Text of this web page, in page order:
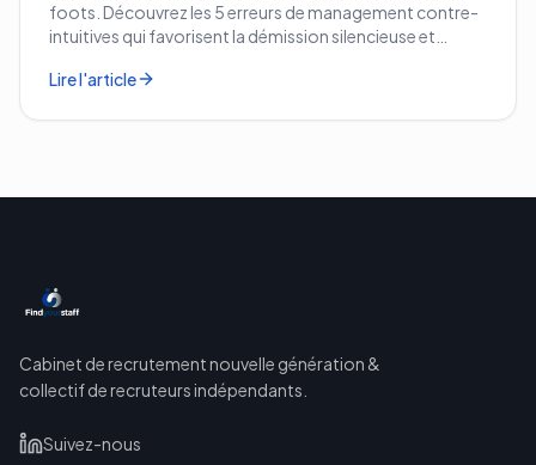
foots. Découvrez les 5 erreurs de management contre-
intuitives qui favorisent la démission silencieuse et
Lire l'article
Cabinet de recrutement nouvelle génération &
collectif de recruteurs indépendants.
Suivez-nous